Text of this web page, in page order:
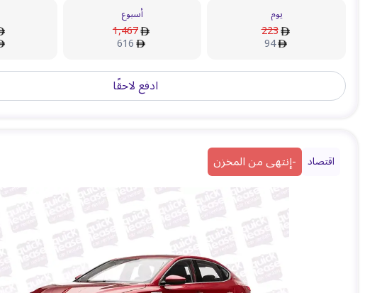
يوم
223
94
أسبوع
1,467
616
ادفع لاحقًا
اقتصاد -إنتهى من المخزن